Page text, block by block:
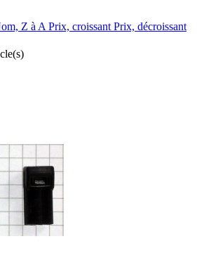
Z à A Prix, croissant Prix, décroissant